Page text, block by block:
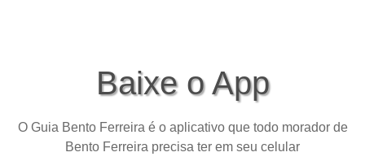
Baixe o App
O Guia Bento Ferreira é o aplicativo que todo morador de
Bento Ferreira precisa ter em seu celular